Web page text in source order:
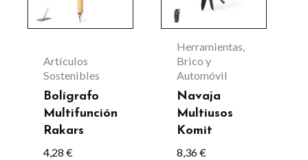
Artículos
Sostenibles
Bolígrafo
Multifunción
Rakars
4,28 €
Herramientas,
Brico y
Automóvil
Navaja
Multiusos
Komit
8,36€
variantes.
Las
opciones
se
pueden
elegir
en